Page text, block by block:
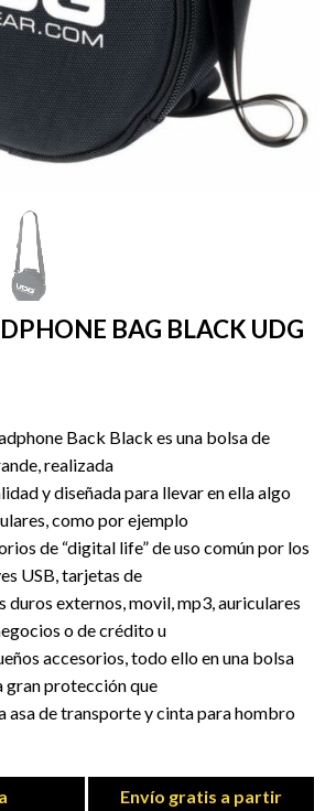
BAG BLACK UDG
Back Black es una bolsa de
realizada
y diseñada para llevar en ella algo
como por ejemplo
de “digital life” de uso común por los
USB, tarjetas de
duros externos, movil, mp3, auriculares
o de crédito u
accesorios, todo ello en una bolsa
gran protección que
asa de transporte y cinta para hombro
Envío gratis a partir